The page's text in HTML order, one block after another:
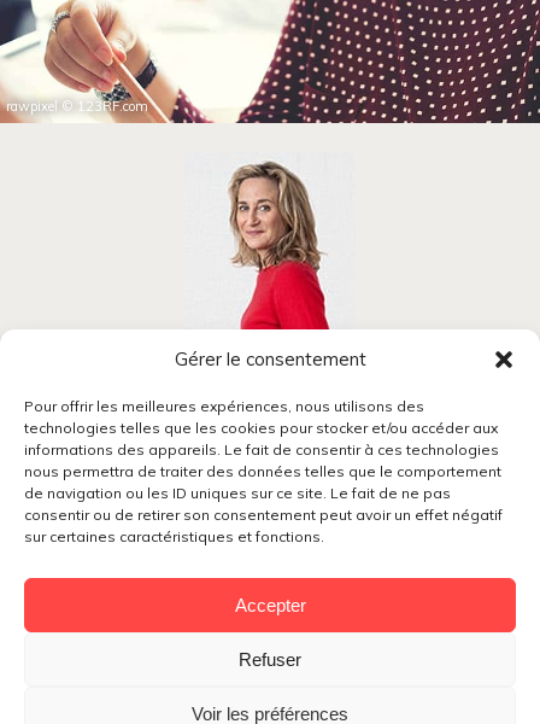
Gérer le consentement
Pour offrir les meilleures expériences, nous utilisons des
technologies telles que les cookies pour stocker et/ou accéder aux
informations des appareils. Le fait de consentir à ces technologies
nous permettra de traiter des données telles que le comportement
de navigation ou les ID uniques sur ce site. Le fait de ne pas
consentir ou de retirer son consentement peut avoir un effet négatif
sur certaines caractéristiques et fonctions.
Accepter
Refuser
Voir les préférences
rawpixel © 123RF.com
Blandine Mansion
Coach professionnelle, formatrice, conférencière.
J’accompagne les femmes
à découvrir la carrière qui les révèle
et construire leur projet professionnel avec
ma méthode :
blandine@bmcoaching.fr
+33 (0)6 58 23 67 16